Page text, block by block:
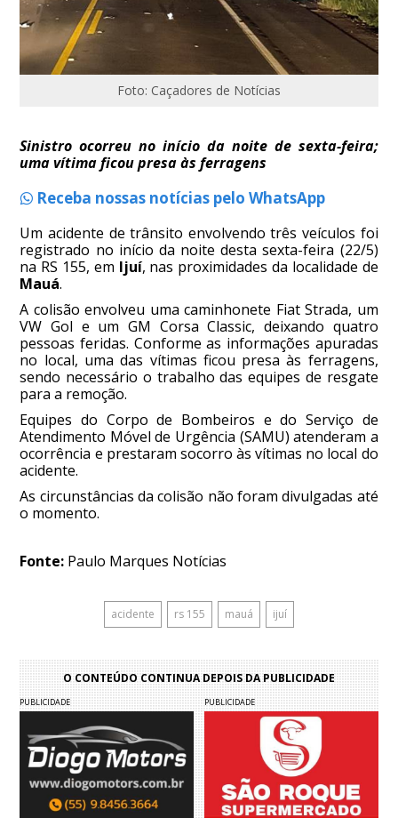
Foto: Caçadores de Notícias
Sinistro ocorreu no início da noite de sexta-feira;
uma vítima ficou presa às ferragens
Receba nossas notícias pelo WhatsApp
Um acidente de trânsito envolvendo três veículos foi
registrado no início da noite desta sexta-feira (22/5)
na RS 155, em Ijuí, nas proximidades da localidade de
Mauá.
A colisão envolveu uma caminhonete Fiat Strada, um
VW Gol e um GM Corsa Classic, deixando quatro
pessoas feridas. Conforme as informações apuradas
no local, uma das vítimas ficou presa às ferragens,
sendo necessário o trabalho das equipes de resgate
para a remoção.
Equipes do Corpo de Bombeiros e do Serviço de
Atendimento Móvel de Urgência (SAMU) atenderam a
ocorrência e prestaram socorro às vítimas no local do
acidente.
As circunstâncias da colisão não foram divulgadas até
o momento.
Fonte: Paulo Marques Notícias
acidente rs 155 mauá ijuí
O CONTEÚDO CONTINUA DEPOIS DA PUBLICIDADE
PUBLICIDADE PUBLICIDADE